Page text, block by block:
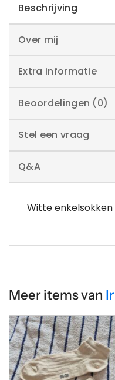
Beschrijving
Over mij
Extra informatie
Beoordelingen (0)
Stel een vraag
Q&A
Witte
Meer items van